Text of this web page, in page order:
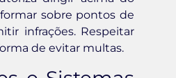
sobre pontos de
infrações. Respeitar
de evitar multas.